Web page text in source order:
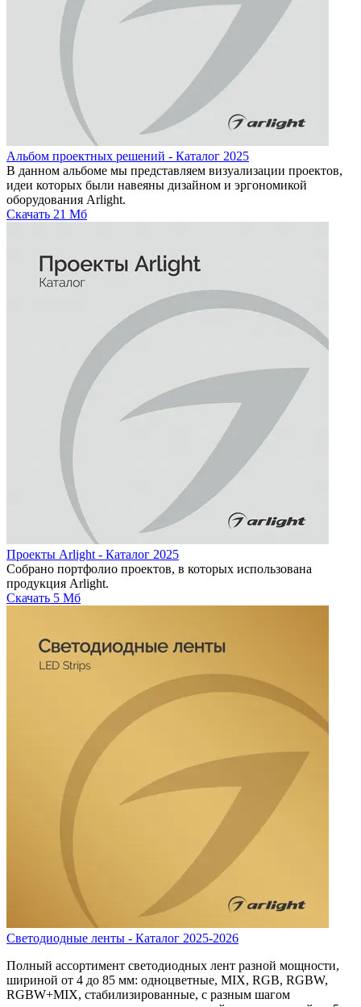
Альбом проектных решений - Каталог 2025
В данном альбоме мы представляем визуализации проектов,
идеи которых были навеяны дизайном и эргономикой
оборудования Arlight.
Скачать 21 Мб
Проекты Arlight - Каталог 2025
Собрано портфолио проектов, в которых использована
продукция Arlight.
Скачать 5 Мб
Светодиодные ленты - Каталог 2025-2026
Полный ассортимент светодиодных лент разной мощности,
шириной от 4 до 85 мм: одноцветные, MIX, RGB, RGBW,
RGBW+MIX, стабилизированные, с разным шагом